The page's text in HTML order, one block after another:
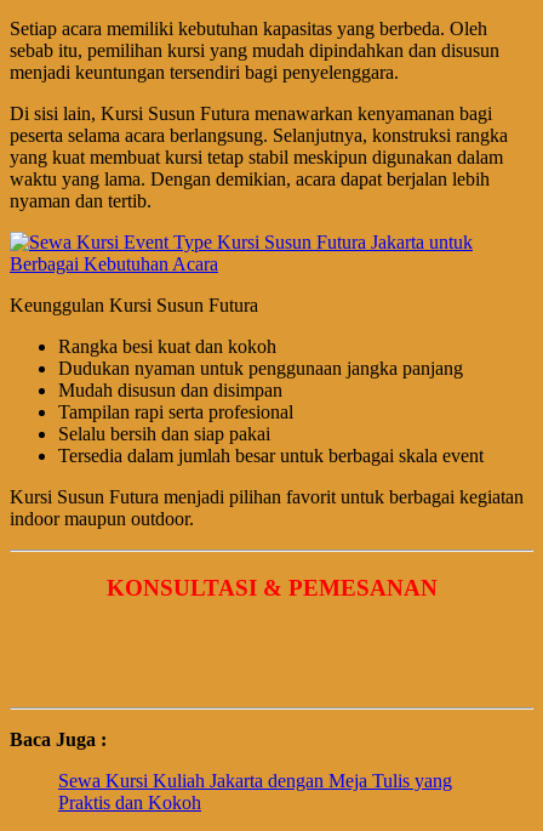
Setiap acara memiliki kebutuhan kapasitas yang berbeda. Oleh
sebab itu, pemilihan kursi yang mudah dipindahkan dan disusun
menjadi keuntungan tersendiri bagi penyelenggara.
Di sisi lain, Kursi Susun Futura menawarkan kenyamanan bagi
peserta selama acara berlangsung. Selanjutnya, konstruksi rangka
yang kuat membuat kursi tetap stabil meskipun digunakan dalam
waktu yang lama. Dengan demikian, acara dapat berjalan lebih
nyaman dan tertib.
Keunggulan Kursi Susun Futura
Rangka besi kuat dan kokoh
Dudukan nyaman untuk penggunaan jangka panjang
Mudah disusun dan disimpan
Tampilan rapi serta profesional
Selalu bersih dan siap pakai
Tersedia dalam jumlah besar untuk berbagai skala event
Kursi Susun Futura menjadi pilihan favorit untuk berbagai kegiatan
indoor maupun outdoor.
KONSULTASI & PEMESANAN
Baca Juga :
Sewa Kursi Kuliah Jakarta dengan Meja Tulis yang
Praktis dan Kokoh